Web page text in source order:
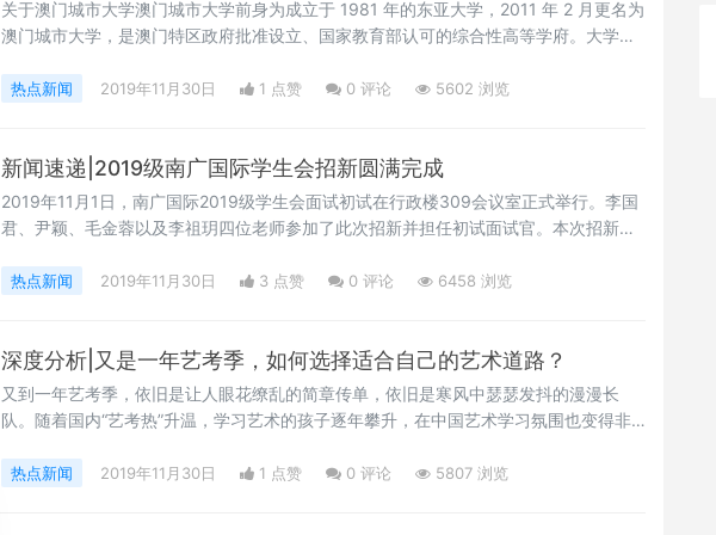
关于澳门城市大学澳门城市大学前身为成立于 1981 年的东亚大学，2011 年 2 月更名为
澳门城市大学，是澳门特区政府批准设立、国家教育部认可的综合性高等学府。大学拥
热点新闻 2019年11月30日 1 点赞 0 评论 5602 浏览
新闻速递|2019级南广国际学生会招新圆满完成
2019年11月1日，南广国际2019级学生会面试初试在行政楼309会议室正式举行。李国
君、尹颖、毛金蓉以及李祖玥四位老师参加了此次招新并担任初试面试官。本次招新的
自己的能力，造就不平凡的自我。本次学生会招新共有四个部门：组织管理部、宣传部
热点新闻 2019年11月30日 3 点赞 0 评论 6458 浏览
深度分析|又是一年艺考季，如何选择适合自己的艺术道路？
又到一年艺考季，依旧是让人眼花缭乱的简章传单，依旧是寒风中瑟瑟发抖的漫漫长
队。随着国内“艺考热”升温，学习艺术的孩子逐年攀升，在中国艺术学习氛围也变得非
上涨。据统计，今年全国艺考人数约在百万左右，多省市艺考呈升温趋势。
热点新闻 2019年11月30日 1 点赞 0 评论 5807 浏览